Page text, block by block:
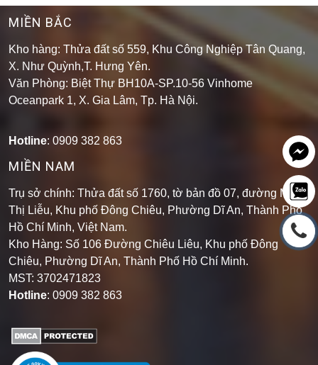
MIỀN BẮC
Kho hàng: Thửa đất số 559, Khu Công Nghiệp Tân Quang,
X. Như Quỳnh,T. Hưng Yên.
Văn Phòng: Biệt Thự BH10A-SP.10-56 Vinhome
Oceanpark 1, X. Gia Lâm, Tp. Hà Nội.
Hotline: 0909 382 863
MIỀN NAM
Trụ sở chính: Thửa đất số 1760, tờ bản đồ 07, đường Mạch
Thị Liễu, Khu phố Đông Chiêu, Phường Dĩ An, Thành Phố
Hồ Chí Minh, Việt Nam.
Kho Hàng: Số 106 Đường Chiêu Liêu, Khu phố Đông
Chiêu, Phường Dĩ An, Thành Phố Hồ Chí Minh.
MST: 3702471823
Hotline: 0909 382 863